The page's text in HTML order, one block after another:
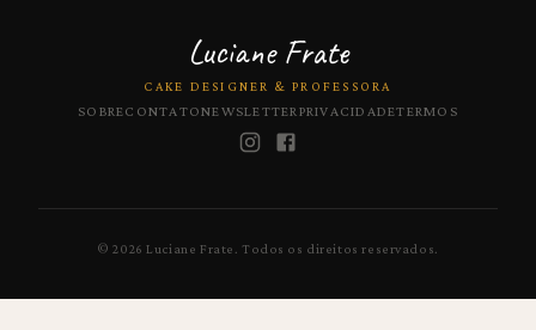
Luciane Frate
CAKE DESIGNER & PROFESSORA
SOBRECONTATONEWSLETTERPRIVACIDADETERMOS
©2026 Luciane Frate. Todos os direitos reservados.